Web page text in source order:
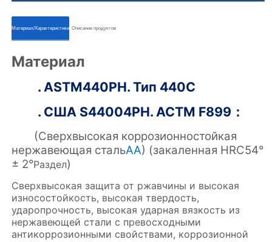
ㅤㅤМатериал/Характеристикиㅤㅤ ㅤㅤОписание продуктовㅤㅤ